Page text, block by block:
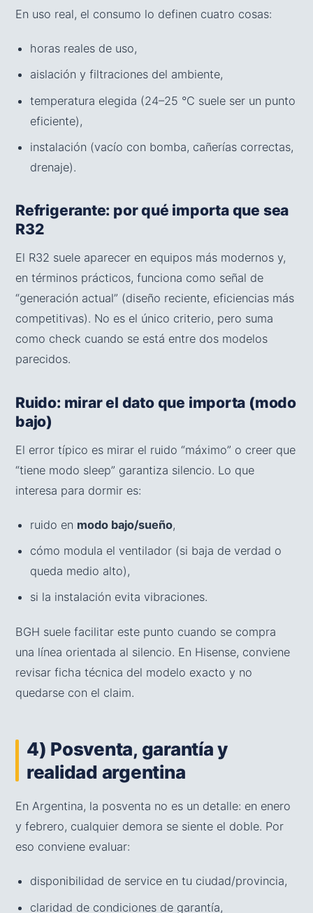
En uso real, el consumo lo definen cuatro cosas:
horas reales de uso,
aislación y filtraciones del ambiente,
temperatura elegida (24–25 °C suele ser un punto
eficiente),
instalación (vacío con bomba, cañerías correctas,
drenaje).
Refrigerante: por qué importa que sea
R32
El R32 suele aparecer en equipos más modernos y,
en términos prácticos, funciona como señal de
“generación actual” (diseño reciente, eficiencias más
competitivas). No es el único criterio, pero suma
como check cuando se está entre dos modelos
parecidos.
Ruido: mirar el dato que importa (modo
bajo)
El error típico es mirar el ruido “máximo” o creer que
“tiene modo sleep” garantiza silencio. Lo que
interesa para dormir es:
ruido en modo bajo/sueño,
cómo modula el ventilador (si baja de verdad o
queda medio alto),
si la instalación evita vibraciones.
BGH suele facilitar este punto cuando se compra
una línea orientada al silencio. En Hisense, conviene
revisar ficha técnica del modelo exacto y no
quedarse con el claim.
4) Posventa, garantía y
realidad argentina
En Argentina, la posventa no es un detalle: en enero
y febrero, cualquier demora se siente el doble. Por
eso conviene evaluar:
disponibilidad de service en tu ciudad/provincia,
claridad de condiciones de garantía,